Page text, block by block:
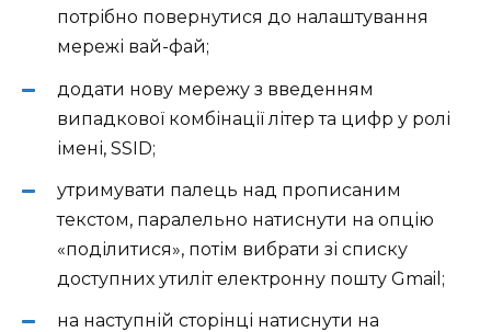
потрібно повернутися до налаштування
мережі вай-фай;
додати нову мережу з введенням
випадкової комбінації літер та цифр у ролі
імені, SSID;
утримувати палець над прописаним
текстом, паралельно натиснути на опцію
«поділитися», потім вибрати зі списку
доступних утиліт електронну пошту Gmail;
на наступній сторінці натиснути на